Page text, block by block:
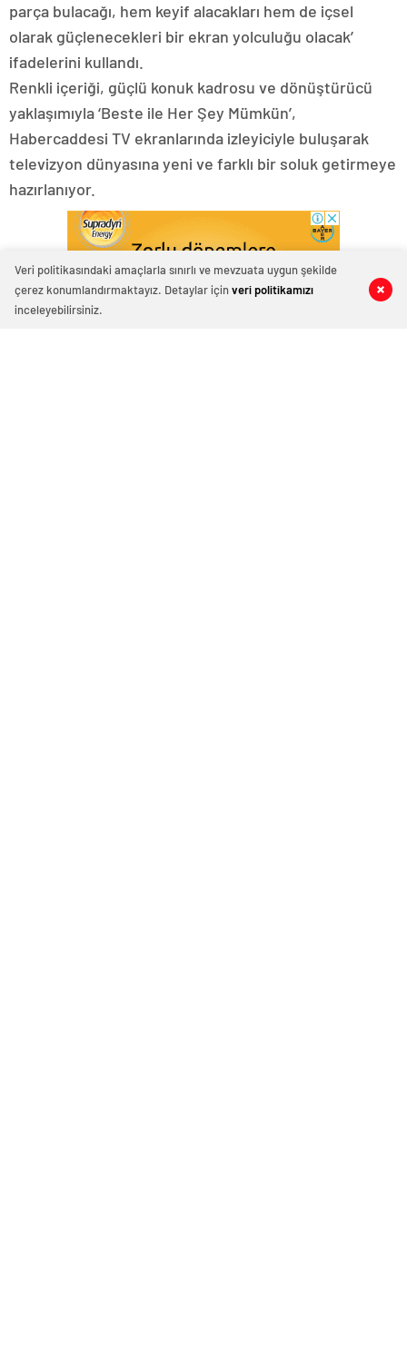
0 0
0 0
0 0
parça bulacağı, hem keyif alacakları hem de içsel
olarak güçlenecekleri bir ekran yolculuğu olacak’
ifadelerini kullandı.
Renkli içeriği, güçlü konuk kadrosu ve dönüştürücü
yaklaşımıyla ‘Beste ile Her Şey Mümkün’,
Habercaddesi TV ekranlarında izleyiciyle buluşarak
televizyon dünyasına yeni ve farklı bir soluk getirmeye
hazırlanıyor.
Veri politikasındaki amaçlarla sınırlı ve mevzuata uygun şekilde
çerez konumlandırmaktayız. Detaylar içinveri politikamızı
inceleyebilirsiniz.